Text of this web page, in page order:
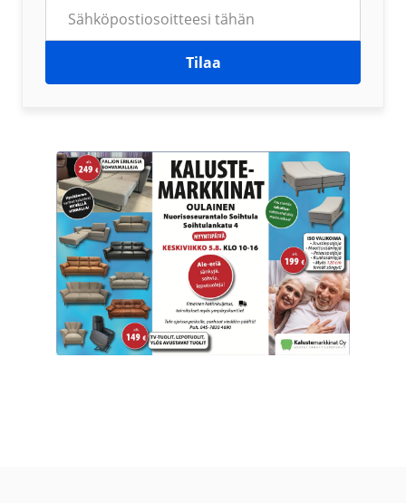
Tilaa